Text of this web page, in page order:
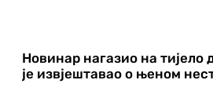
Новинар нагазио на тијело
је извјештавао о њеном